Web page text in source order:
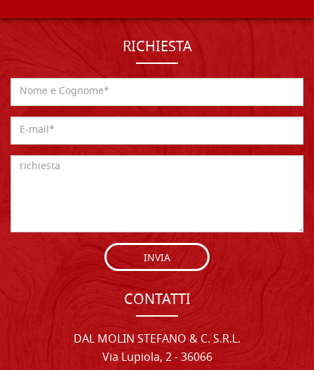
RICHIESTA
INVIA
CONTATTI
DAL MOLIN STEFANO & C. S.R.L.
Via Lupiola, 2 - 36066